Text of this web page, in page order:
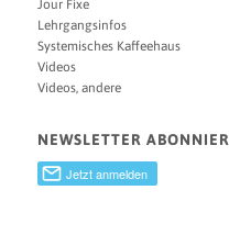
Jour Fixe
Lehrgangsinfos
Systemisches Kaffeehaus
Videos
Videos, andere
NEWSLETTER